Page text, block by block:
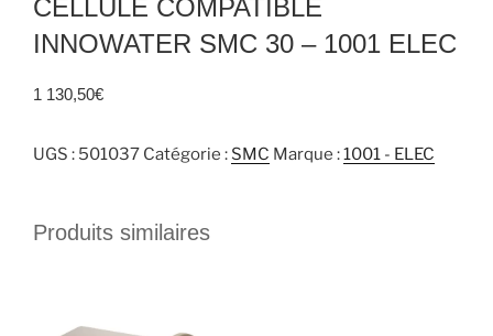
CELLULE COMPATIBLE
INNOWATER SMC 30 – 1001 ELEC
1 130,50€
UGS : 501037 Catégorie : SMC Marque :1001 - ELEC
Produits similaires